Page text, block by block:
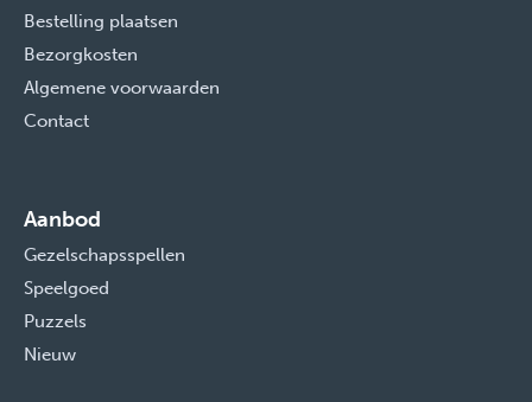
Bestelling plaatsen
Bezorgkosten
Algemene voorwaarden
Contact
Aanbod
Gezelschapsspellen
Speelgoed
Puzzels
Nieuw